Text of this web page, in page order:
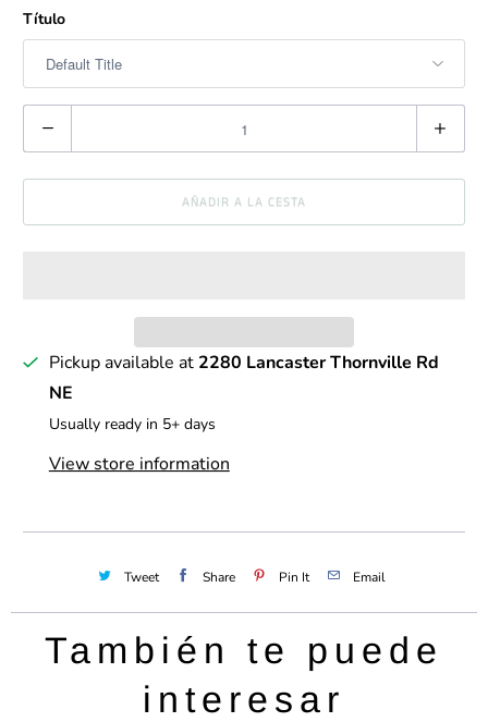
Título
a
n
AÑADIR A LA CESTA
Pickup available at 2280 Lancaster Thornville Rd
NE
Usually ready in 5+ days
View store information
Tweet Share Pin It Email
También te puede
interesar